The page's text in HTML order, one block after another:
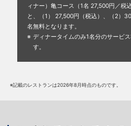
ィナー）亀コース（1名 27,500円／税
と、（1） 27,500円（税込）、（2）
名無料となります。
ディナータイムのみ1名分のサービ
す。
※記載のレストランは2026年8月時点のものです。